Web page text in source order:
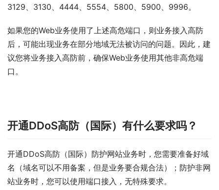
3129、3130、4444、5554、5800、5900、9996。
如果您的Web业务使用了上述高危端口，则业务接入高防
后，可能出现业务在部分地域无法被访问的问题。因此，建
议您将业务接入高防前，确保Web业务使用其他非高危端
口。
开通DDoS高防（国际）有什么要求吗？
开通DDoS高防（国际）防护网站业务时，您需要准备好域
名（域名可以不用备案，但是业务要合规合法）；防护非网
站业务时，您可以使用端口接入，无特殊要求。